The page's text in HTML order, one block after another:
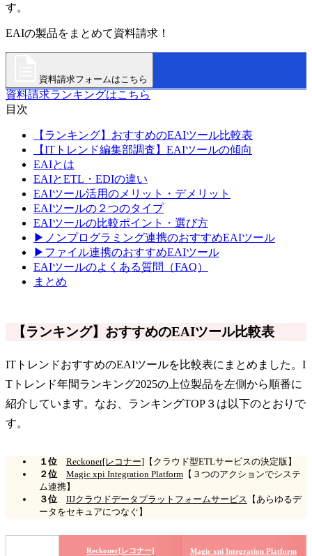
す。
EAIの製品をまとめて資料請求！
資料請求フォームはこちら
資料請求ランキングはこちら
目次
【ランキング】おすすめのEAIツール比較表
【ITトレンド編集部調査】EAIツールの傾向
EAIとは
EAIとETL・EDIの違い
EAIツール活用のメリット・デメリット
EAIツールの２つのタイプ
EAIツールの比較ポイント・選び方
▶ノンプログラミング連携のおすすめEAIツール
▶ファイル連携のおすすめEAIツール
EAIツールのよくある質問（FAQ）
まとめ
【ランキング】おすすめのEAIツール比較表
ITトレンドおすすめのEAIツールを比較表にまとめました。I
Tトレンド年間ランキング2025の上位製品を左側から順番に
紹介しています。なお、ランキングTOP３は以下のとおりで
す。
１位 Reckoner[レコナー] 【クラウド型ETLサービスの決定版】
２位 Magic xpi Integration Platform 【３つのアクションでシステ
ム連携】
３位 IIJクラウドデータプラットフォームサービス
【あらゆるデ
ータをセキュアにつなぐ】
Reckoner[レコナー] Magic xpi Integration Platform